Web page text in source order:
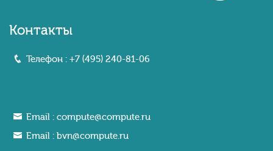
Контакты
Телефон : +7 (495) 240-81-06
Email : compute@compute.ru
Email : bvn@compute.ru